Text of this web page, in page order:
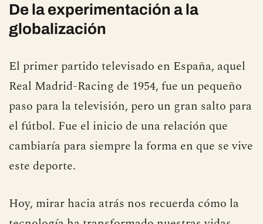
moderno es, sin duda, la televisión.
globalización
El primer partido televisado en España, aquel
Real Madrid-Racing de 1954, fue un pequeño
paso para la televisión, pero un gran salto para
el fútbol. Fue el inicio de una relación que
este deporte.